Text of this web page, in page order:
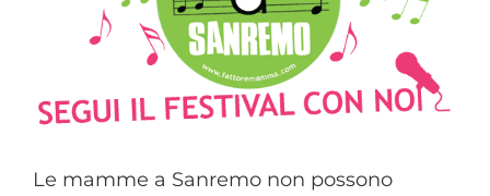
Le mamme a Sanremo non possono